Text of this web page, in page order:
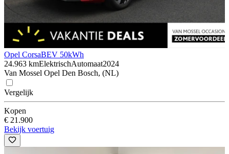
Opel CorsaBEV 50kWh
24.963 kmElektrischAutomaat2024
Van Mossel Opel Den Bosch, (NL)
Vergelijk
Kopen
€ 21.900
Bekijk voertuig